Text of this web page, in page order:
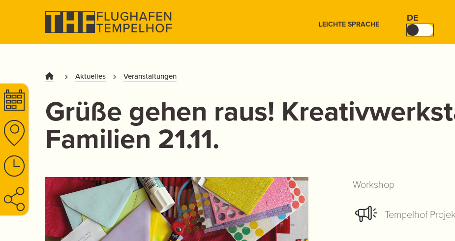
LEICHTE SPRACHE
DE
Aktuelles Veranstaltungen
Grüße gehen raus!
Familien 21.11.
Workshop
Tempelhof